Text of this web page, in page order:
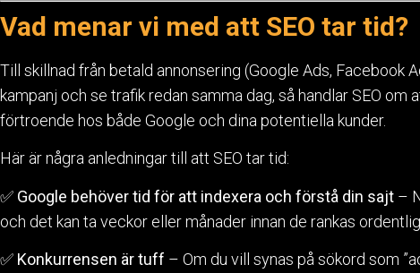
Vad menar vi med att SEO tar tid?
Till skillnad från betald annonsering (Google Ads, Facebook
kampanj och se trafik redan samma dag, så handlar SEO
förtroende hos både Google och dina potentiella kunder.
Här är några anledningar till att SEO tar tid:
✅ Google behöver tid för att indexera och förstå din sajt –
och det kan ta veckor eller månader innan de rankas
✅ Konkurrensen är tuff – Om du vill synas på sökord som